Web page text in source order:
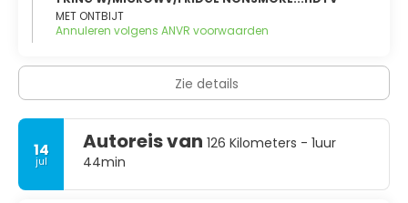
MET ONTBIJT
Annuleren volgens ANVR voorwaarden
Zie details
14
jul
Autoreis van 126 Kilometers - 1uur
44min